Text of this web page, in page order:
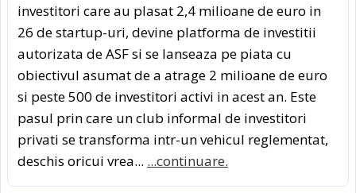
investitori care au plasat 2,4 milioane de euro in
26 de startup-uri, devine platforma de investitii
autorizata de ASF si se lanseaza pe piata cu
obiectivul asumat de a atrage 2 milioane de euro
si peste 500 de investitori activi in acest an. Este
pasul prin care un club informal de investitori
privati se transforma intr-un vehicul reglementat,
deschis oricui vrea... ...continuare.